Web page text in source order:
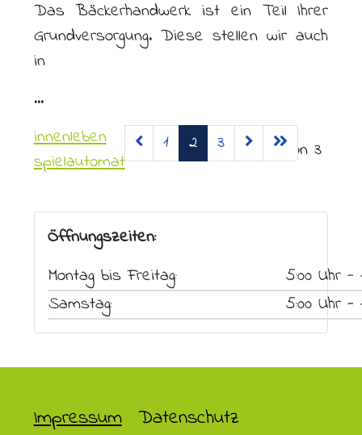
Das Bäckerhandwerk ist ein Teil Ihrer
Grundversorgung. Diese stellen wir auch
in
...
Seite 2 von 3
innenleben
spielautomat
1 2 3
Öffnungszeiten:
Montag bis Freitag:
5:00 Uhr -
Samstag:
5:00 Uhr -
Impressum Datenschutz